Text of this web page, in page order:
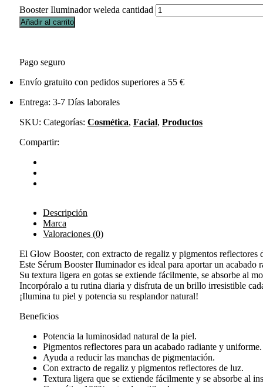
Booster Iluminador weleda cantidad
Añadir al carrito
Pago seguro
Envío gratuito con pedidos superiores a 55 €
Entrega: 3-7 Días laborales
SKU: Categorías: Cosmética, Facial, Productos
Compartir:
Descripción
Marca
Valoraciones (0)
El Glow Booster, con extracto de regaliz y pigmentos
Este Sérum Booster Iluminador es ideal para aportar un
Su textura ligera en gotas se extiende fácilmente, se absorbe al
Incorpóralo a tu rutina diaria y disfruta de un brillo irresistible
¡Ilumina tu piel y potencia su resplandor natural!
Beneficios
Potencia la luminosidad natural de la piel.
Pigmentos reflectores para un acabado radiante y uniforme.
Ayuda a reducir las manchas de pigmentación.
Con extracto de regaliz y pigmentos reflectores de luz.
Textura ligera que se extiende fácilmente y se absorbe al